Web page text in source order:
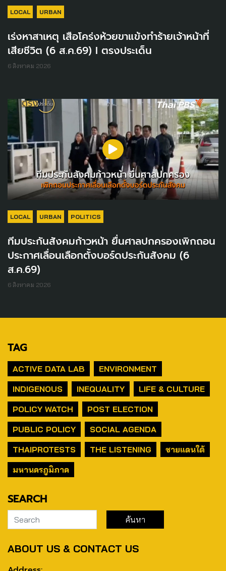
LOCAL URBAN
เร่งหาสาเหตุ เสือโคร่งห้วยขาแข้งทำร้ายเจ้าหน้าที่
เสียชีวิต (6 ส.ค.69) I ตรงประเด็น
6 สิงหาคม 2026
LOCAL URBAN POLITICS
ทีมประกันสังคมก้าวหน้า ยื่นศาลปกครองเพิกถอน
ประกาศเลื่อนเลือกตั้งบอร์ดประกันสังคม (6
ส.ค.69)
6 สิงหาคม 2026
TAG
ACTIVE DATA LAB
ENVIRONMENT
INDIGENOUS
INEQUALITY
LIFE & CULTURE
POLICY WATCH
POST ELECTION
PUBLIC POLICY
SOCIAL AGENDA
THAIPROTESTS
THE LISTENING
ชายแดนใต้
มหานครภูมิภาค
SEARCH
ABOUT US & CONTACT US